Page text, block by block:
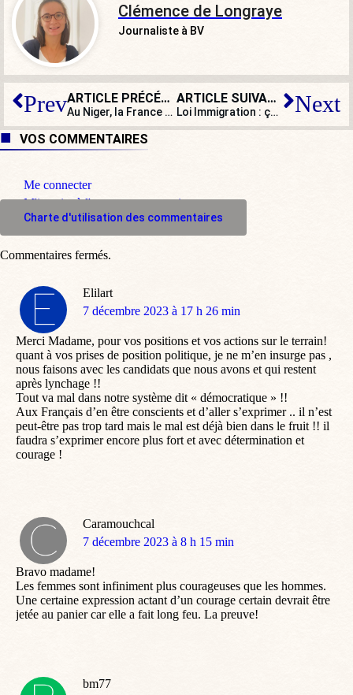
Clémence de Longraye
Journaliste à BV
Prev ARTICLE PRÉCÉDENT
Au Niger, la France est le dindon d’une farce géopolitique
ARTICLE SUIVANT
Loi Immigration : ça se complique pour Darmanin ! Next
VOS COMMENTAIRES
Me connecter
M'inscrire à l'espace commentaire
Charte d'utilisation des commentaires
Elilart
dit
7 décembre 2023 à 17 h 26 min
Merci Madame, pour vos positions et vos actions sur le terrain!
quant à vos prises de position politique, je ne m’en insurge pas ,
nous faisons avec les candidats que nous avons et qui restent
après lynchage !!
Tout va mal dans notre système dit « démocratique » !!
Aux Français d’en être conscients et d’aller s’exprimer .. il n’est
peut-être pas trop tard mais le mal est déjà bien dans le fruit !! il
faudra s’exprimer encore plus fort et avec détermination et
courage !
Caramouchcal
dit
7 décembre 2023 à 8 h 15 min
Bravo madame!
Les femmes sont infiniment plus courageuses que les hommes.
Une certaine expression actant d’un courage certain devrait être
jetée au panier car elle a fait long feu. La preuve!
bm77
Commentaires fermés.